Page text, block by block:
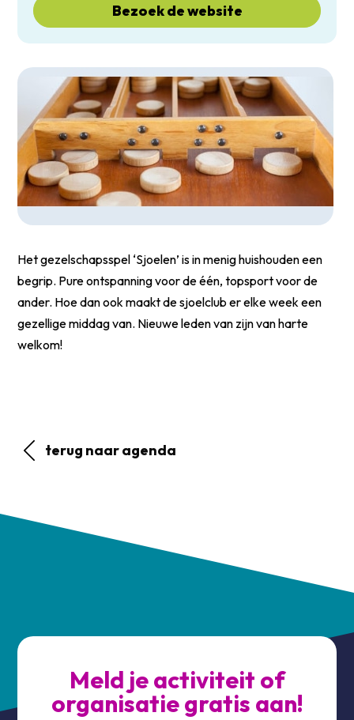
Het gezelschapsspel ‘Sjoelen’ is in menig huishouden een
begrip. Pure ontspanning voor de één, topsport voor de
ander. Hoe dan ook maakt de sjoelclub er elke week een
gezellige middag van. Nieuwe leden van zijn van harte
welkom!
terug naar agenda
Bezoek de website
Meld je activiteit of
organisatie gratis aan!